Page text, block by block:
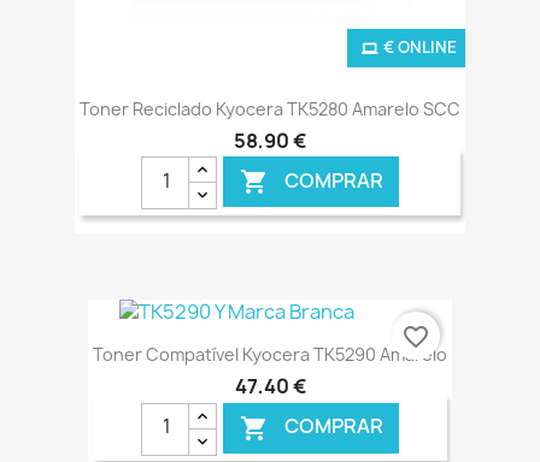
Toner Reciclado Kyocera TK5280 Amarelo SCC
58,90 €
 COMPRAR
€ ONLINE
Toner Compatível Kyocera TK5290 Amarelo
47,40 €
 COMPRAR
favorite_border